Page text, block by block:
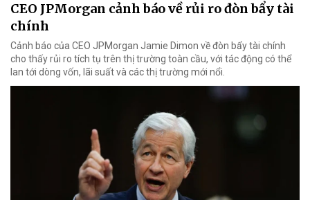
CEO JPMorgan cảnh báo về rủi ro đòn bẩy tài
chính
Cảnh báo của CEO JPMorgan Jamie Dimon về đòn bẩy tài chính
cho thấy rủi ro tích tụ trên thị trường toàn cầu, với tác động có thể
lan tới dòng vốn, lãi suất và các thị trường mới nổi.